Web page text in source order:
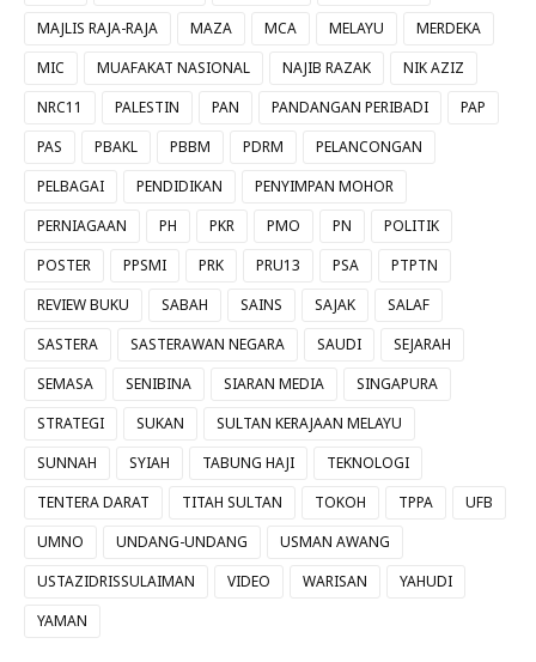
MAJLIS RAJA-RAJA
MAZA MCA MELAYU
MERDEKA
MIC
MUAFAKAT NASIONAL NAJIB RAZAK
NIK AZIZ
NRC11
PALESTIN PAN PANDANGAN PERIBADI
PAP
PAS
PBAKL PBBM PDRM
PELANCONGAN
PELBAGAI
PENDIDIKAN
PENYIMPAN MOHOR
PERNIAGAAN
PH PKR PMO PN
POLITIK
POSTER
PPSMI PRK PRU13 PSA
PTPTN
REVIEW BUKU
SABAH SAINS SAJAK
SALAF
SASTERA
SASTERAWAN NEGARA SAUDI
SEJARAH
SEMASA
SENIBINA SIARAN MEDIA
SINGAPURA
STRATEGI
SUKAN
SULTAN KERAJAAN MELAYU
SUNNAH
SYIAH TABUNG HAJI
TEKNOLOGI
TENTERA DARAT
TITAH SULTAN TOKOH TPPA
UFB
UMNO
UNDANG-UNDANG
USMAN AWANG
USTAZIDRISSULAIMAN
VIDEO WARISAN
YAHUDI
YAMAN